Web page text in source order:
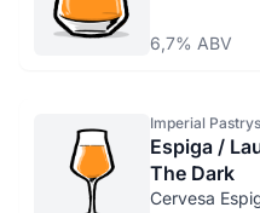
6,7% ABV
Imperial
Espiga /
The Dark
Cervesa